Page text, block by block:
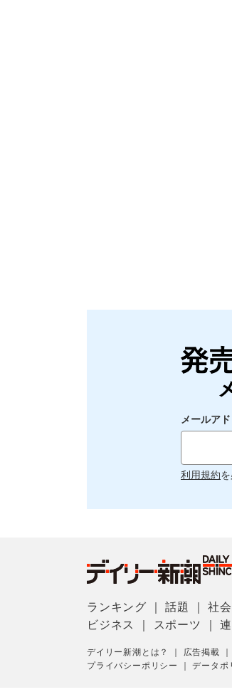
メールア
利用規約
ランキング ｜話題 ｜社会
ビジネス
スポーツ ｜
デイリー新潮とは？ 広告掲載
プライバシーポリシー
｜データポ